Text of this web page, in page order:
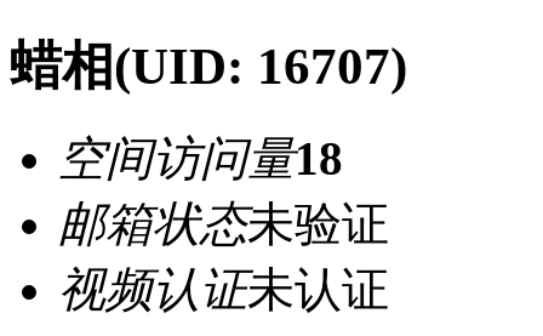
蜡相(UID: 16707)
空间访问量18
邮箱状态未验证
视频认证未认证